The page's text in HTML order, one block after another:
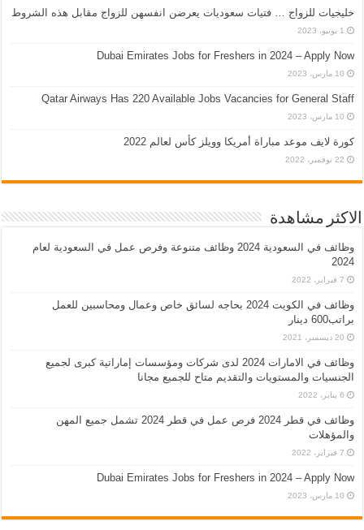
خليجيات للزواج … فتيات سعوديات يعرضن انفسهن للزواج مقابل هذه الشروط
1 يونيو، 2023
Dubai Emirates Jobs for Freshers in 2024 – Apply Now
10 مارس، 2023
Qatar Airways Has 220 Available Jobs Vacancies for General Staff
10 مارس، 2023
كورة لايف موعد مباراة أمريكا وويلز كأس لعالم 2022
22 نوفمبر، 2022
الاكثر مشاهدة
وظائف في السعودية 2024 وظائف متنوعة وفرص عمل في السعودية لعام
2024
7 فبراير، 2022
وظائف في الكويت 2024 بحاجه لسائق خاص وعمال ومحاسبين للعمل
براتب600 دينار
20 ديسمبر، 2021
وظائف في الامارات 2024 لدى شركات ومؤسسات إماراتية كبرى لجميع
الجنسيات والمستويات والتقديم متاح للجميع مجانا
6 يناير، 2022
وظائف في قطر 2024 فرص عمل في قطر 2024 تشمل جميع المهن
والمؤهلات
7 فبراير، 2022
Dubai Emirates Jobs for Freshers in 2024 – Apply Now
10 مارس، 2023